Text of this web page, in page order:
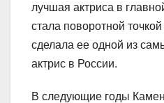
лучшая актриса в
стала поворотной
сделала ее одной из
актрис в России.
В следующие годы